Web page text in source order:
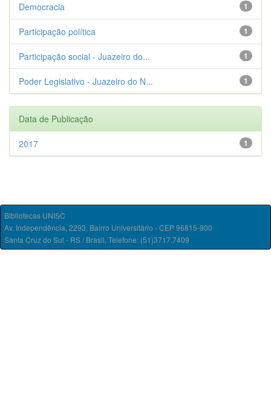
1
Democracia
1
Participação política
1
Participação social - Juazeiro do...
1
Poder Legislativo - Juazeiro do N...
Data de Publicação
1
2017
Bibliotecas UNISC
Av. Independência, 2293, Bairro Universitário - CEP 96815-900
Santa Cruz do Sul - RS / Brasil. Telefone: (51)3717.7409